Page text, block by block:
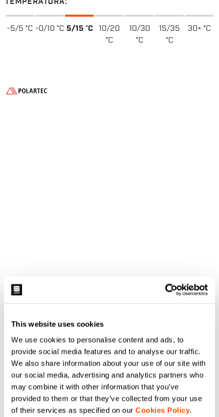
This website uses cookies
We use cookies to personalise content and ads, to
provide social media features and to analyse our traffic.
We also share information about your use of our site with
our social media, advertising and analytics partners who
may combine it with other information that you’ve
provided to them or that they’ve collected from your use
of their services as specified on our Cookies Policy.
-5/5 °C -0/10 °C 5/15 °C
10/20
°C
10/30
°C
15/35
°C
30+ °C